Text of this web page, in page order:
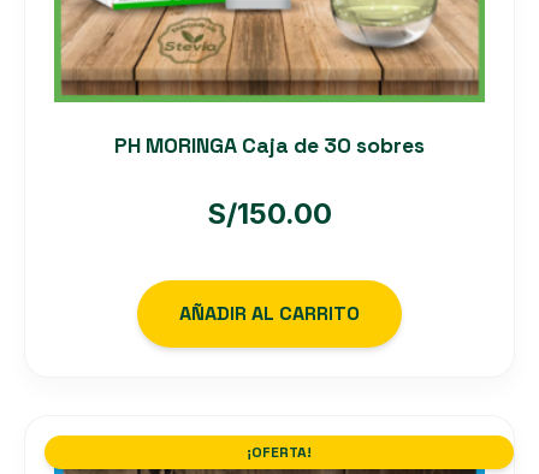
PH MORINGA Caja de 30 sobres
S/150.00
AÑADIR AL CARRITO
¡OFERTA!